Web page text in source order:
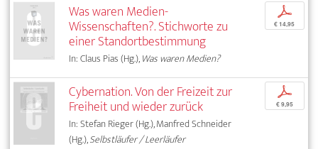
Was waren Medien-
Wissenschaften?. Stichworte zu
einer Standortbestimmung
In: Claus Pias (Hg.),Was waren Medien?
p
€ 14,95
Cybernation. Von der Freizeit zur
Freiheit und wieder zurück
In: Stefan Rieger (Hg.), Manfred Schneider
(Hg.),Selbstläufer / Leerläufer
p
€ 9,95